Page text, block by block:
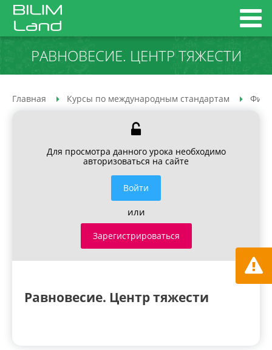
РАВНОВЕСИЕ. ЦЕНТР ТЯЖЕСТИ
Главная Курсы по международным стандартам
Для просмотра данного урока необходимо
авторизоваться на сайте
Войти
или
Зарегистрироваться
Равновесие. Центр тяжести